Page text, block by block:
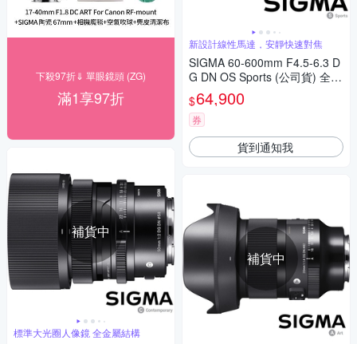
下殺97折⇓ 單眼鏡頭 (ZG)
滿1享97折
補貨中
標準大光圈人像鏡 全金屬結構
新設計線性馬達，安靜快速對焦
SIGMA 60-600mm F4.5-6.3 D
G DN OS Sports (公司貨) 全片
幅微單眼鏡頭 超望遠變焦鏡頭
運動 飛羽攝影 拍鳥
$64,900
券
貨到通知我
補貨中